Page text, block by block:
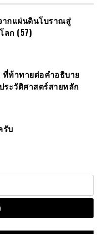
ากแผ่นดินโบราณสู่
ก (57)
ท้าทายต่อคำอธิบาย
ะวัติศาสตร์สายหลัก
รับ